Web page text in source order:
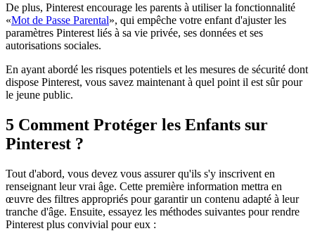
De plus, Pinterest encourage les parents à utiliser la fonctionnalité
«Mot de Passe Parental», qui empêche votre enfant d'ajuster les
paramètres Pinterest liés à sa vie privée, ses données et ses
autorisations sociales.
En ayant abordé les risques potentiels et les mesures de sécurité dont
dispose Pinterest, vous savez maintenant à quel point il est sûr pour
le jeune public.
5 Comment Protéger les Enfants sur
Pinterest ?
Tout d'abord, vous devez vous assurer qu'ils s'y inscrivent en
renseignant leur vrai âge. Cette première information mettra en
œuvre des filtres appropriés pour garantir un contenu adapté à leur
tranche d'âge. Ensuite, essayez les méthodes suivantes pour rendre
Pinterest plus convivial pour eux :